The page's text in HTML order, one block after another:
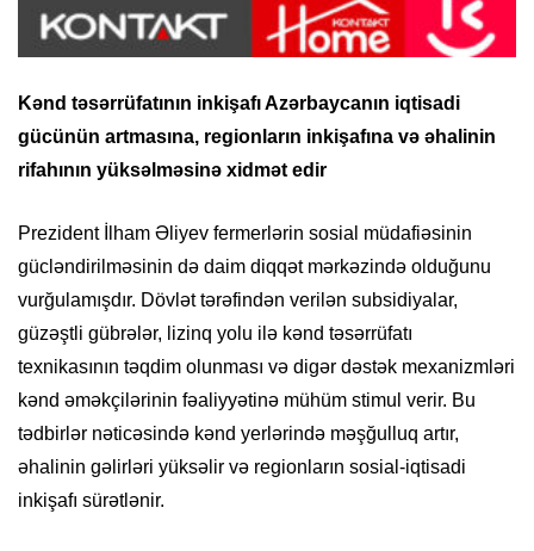
Kənd təsərrüfatının inkişafı Azərbaycanın iqtisadi
gücünün artmasına, regionların inkişafına və əhalinin
rifahının yüksəlməsinə xidmət edir
Prezident İlham Əliyev fermerlərin sosial müdafiəsinin
gücləndirilməsinin də daim diqqət mərkəzində olduğunu
vurğulamışdır. Dövlət tərəfindən verilən subsidiyalar,
güzəştli gübrələr, lizinq yolu ilə kənd təsərrüfatı
texnikasının təqdim olunması və digər dəstək mexanizmləri
kənd əməkçilərinin fəaliyyətinə mühüm stimul verir. Bu
tədbirlər nəticəsində kənd yerlərində məşğulluq artır,
əhalinin gəlirləri yüksəlir və regionların sosial-iqtisadi
inkişafı sürətlənir.